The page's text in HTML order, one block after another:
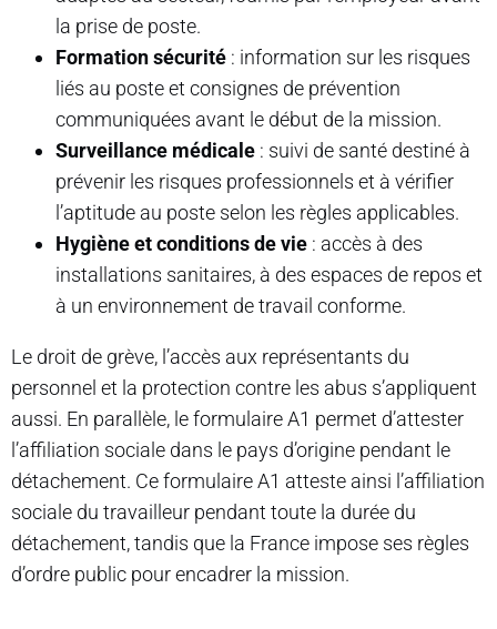
la prise de poste.
Formation sécurité : information sur les risques
liés au poste et consignes de prévention
communiquées avant le début de la mission.
Surveillance médicale : suivi de santé destiné à
prévenir les risques professionnels et à vérifier
l’aptitude au poste selon les règles applicables.
Hygiène et conditions de vie : accès à des
installations sanitaires, à des espaces de repos et
à un environnement de travail conforme.
Le droit de grève, l’accès aux représentants du
personnel et la protection contre les abus s’appliquent
aussi. En parallèle, le formulaire A1 permet d’attester
l’affiliation sociale dans le pays d’origine pendant le
détachement. Ce formulaire A1 atteste ainsi l’affiliation
sociale du travailleur pendant toute la durée du
détachement, tandis que la France impose ses règles
d’ordre public pour encadrer la mission.